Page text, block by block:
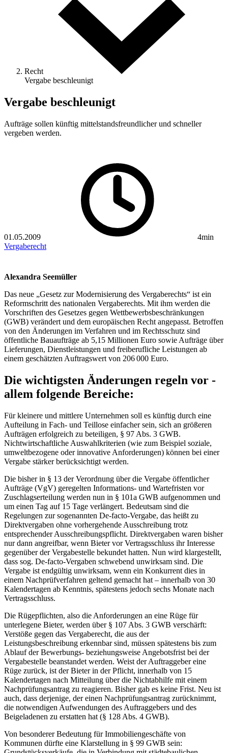
Recht
Vergabe beschleunigt
Vergabe beschleunigt
Aufträge sollen künftig mittelstandsfreundlicher und schneller
vergeben werden.
01.05.2009
4min
Vergaberecht
Alexandra Seemüller
Das neue „Gesetz zur Modernisierung des Vergaberechts“ ist ein
Reformschritt des nationalen Vergaberechts. Mit ihm werden die
Vorschriften des Gesetzes gegen Wettbewerbsbeschränkungen
(GWB) verändert und dem europäischen Recht angepasst. Betroffen
von den Änderungen im Verfahren und im Rechtsschutz sind
öffentliche Bauaufträge ab 5,15 Millionen Euro sowie Aufträge über
Lieferungen, Dienstleistungen und freiberufliche Leistungen ab
einem geschätzten Auftragswert von 206 000 Euro.
Die wichtigsten Änderungen regeln vor ­
allem folgende Bereiche:
Für kleinere und mittlere Unternehmen soll es künftig durch eine
Aufteilung in Fach- und Teillose einfacher sein, sich an größeren
Aufträgen erfolgreich zu beteiligen, § 97 Abs. 3 GWB.
Nichtwirtschaftliche Auswahlkriterien (wie zum Beispiel soziale,
umweltbezogene oder innovative Anforderungen) können bei einer
Vergabe stärker berücksichtigt werden.
Die bisher in § 13 der Verordnung über die Vergabe öffentlicher
Aufträge (VgV) geregelten Informations- und Wartefristen vor
Zuschlagserteilung werden nun in § 101a GWB aufgenommen und
um einen Tag auf 15 Tage verlängert. Bedeutsam sind die
Regelungen zur sogenannten De-facto-Vergabe, das heißt zu
Direktvergaben ohne vorhergehende Ausschreibung trotz
entsprechender Ausschreibungspflicht. Direktvergaben waren bisher
nur dann angreifbar, wenn Bieter vor Vertragsschluss ihr Interesse
gegenüber der Vergabestelle bekundet hatten. Nun wird klargestellt,
dass sog. De-facto-Vergaben schwebend unwirksam sind. Die
Vergabe ist endgültig unwirksam, wenn ein Konkurrent dies in
einem Nachprüfverfahren geltend gemacht hat – innerhalb von 30
Kalendertagen ab Kenntnis, spätestens jedoch sechs Monate nach
Vertragsschluss.
Die Rügepflichten, also die Anforderungen an eine Rüge für
unterlegene Bieter, werden über § 107 Abs. 3 GWB verschärft:
Verstöße gegen das Vergaberecht, die aus der
Leistungsbeschreibung erkennbar sind, müssen spätestens bis zum
Ablauf der Bewerbungs- beziehungsweise Angebotsfrist bei der
Vergabestelle beanstandet werden. Weist der Auftraggeber eine
Rüge zurück, ist der Bieter in der Pflicht, innerhalb von 15
Kalendertagen nach Mitteilung über die Nichtabhilfe mit einem
Nachprüfungsantrag zu reagieren. Bisher gab es keine Frist. Neu ist
auch, dass derjenige, der einen Nachprüfungsantrag zurücknimmt,
die notwendigen Aufwendungen des Auftraggebers und des
Beigeladenen zu erstatten hat (§ 128 Abs. 4 GWB).
Von besonderer Bedeutung für Immobiliengeschäfte von
Kommunen dürfte eine Klarstellung in § 99 GWB sein: